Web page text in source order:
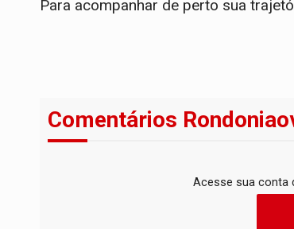
Para acompanhar de perto sua
Comentários
Acesse sua conta